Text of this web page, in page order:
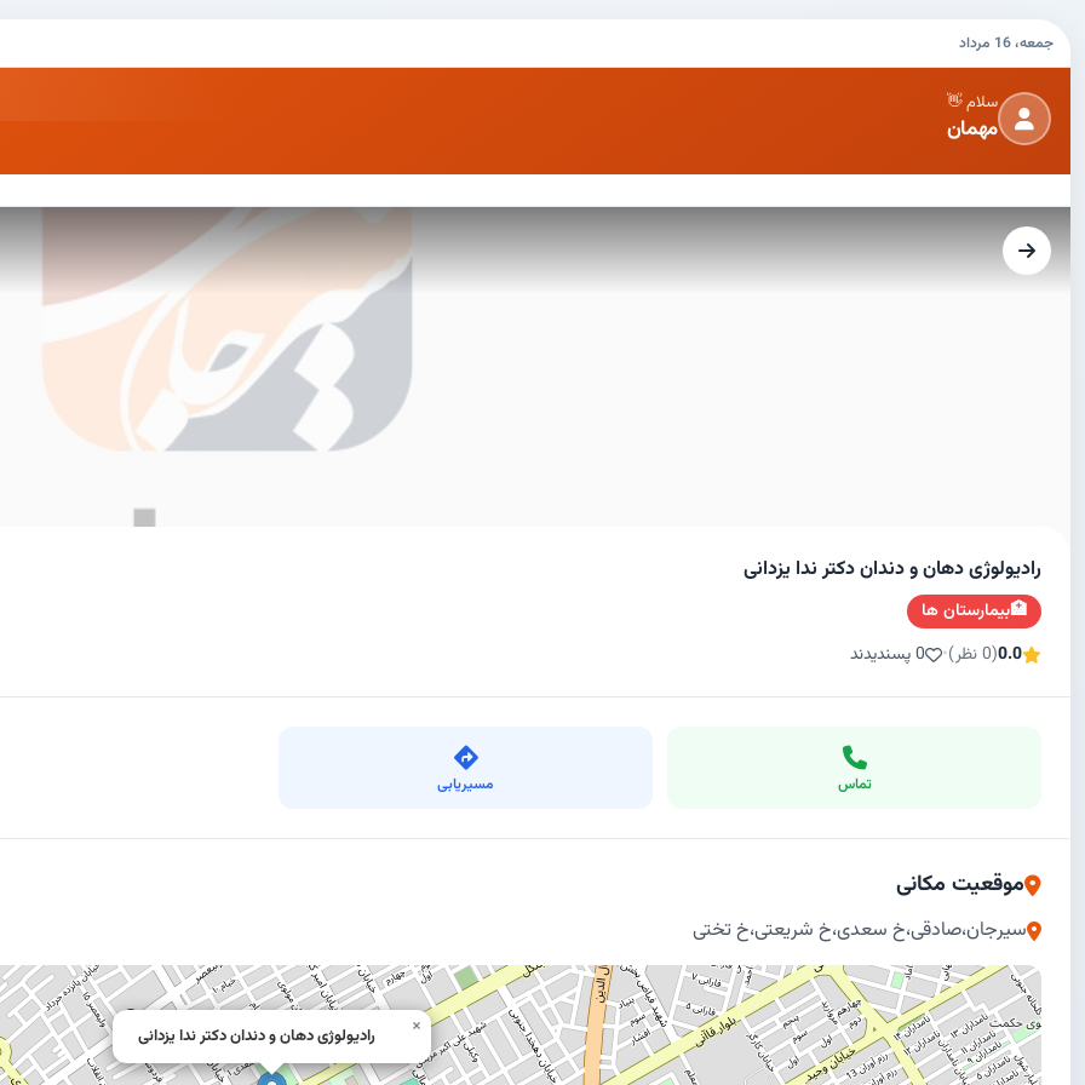
جمعه، 16 مرداد
سلام 👋
مهمان
رادیولوژی دهان و دندان دکتر ندا یزدانی
🏥بیمارستان ها
0.0(0 نظر) • 0 پسندیدند
تماس مسیریابی
موقعیت مکانی
سیرجان،صادقی،خ سعدی،خ شریعتی،خ تختی
رادیولوژی دهان و دندان دکتر ندا یزدانی ×